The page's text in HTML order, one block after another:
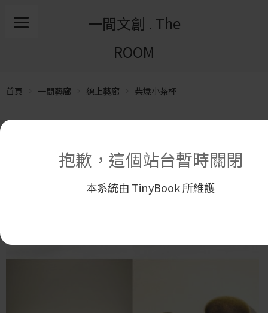
抱歉，這個站台暫時關閉
本系統由 TinyBook 所維護
一間文創 . The
ROOM
首頁 一間藝廊 線上藝廊 柴燒小茶杯